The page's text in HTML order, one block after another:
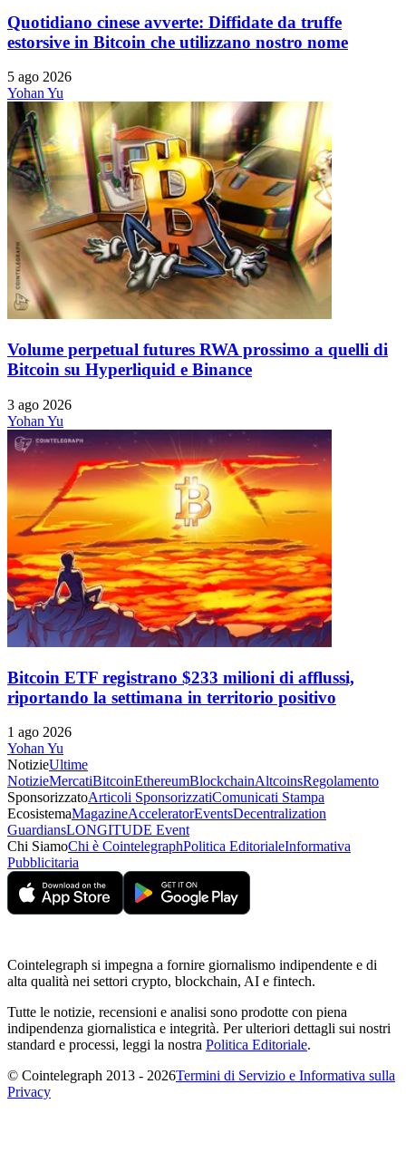
Quotidiano cinese avverte: Diffidate da truffe
estorsive in Bitcoin che utilizzano nostro nome
5 ago 2026
Yohan Yu
Volume perpetual futures RWA prossimo a quelli di
Bitcoin su Hyperliquid e Binance
3 ago 2026
Yohan Yu
Bitcoin ETF registrano $233 milioni di afflussi,
riportando la settimana in territorio positivo
1 ago 2026
Yohan Yu
NotizieUltime
NotizieMercatiBitcoinEthereumBlockchainAltcoinsRegolamento
SponsorizzatoArticoli SponsorizzatiComunicati Stampa
EcosistemaMagazineAcceleratorEventsDecentralization
GuardiansLONGITUDE Event
Chi SiamoChi è CointelegraphPolitica EditorialeInformativa
Pubblicitaria
Cointelegraph si impegna a fornire giornalismo indipendente e di
alta qualità nei settori crypto, blockchain, AI e fintech.
Tutte le notizie, recensioni e analisi sono prodotte con piena
indipendenza giornalistica e integrità. Per ulteriori dettagli sui nostri
standard e processi, leggi la nostra Politica Editoriale.
© Cointelegraph 2013 - 2026Termini di Servizio e Informativa sulla
Privacy